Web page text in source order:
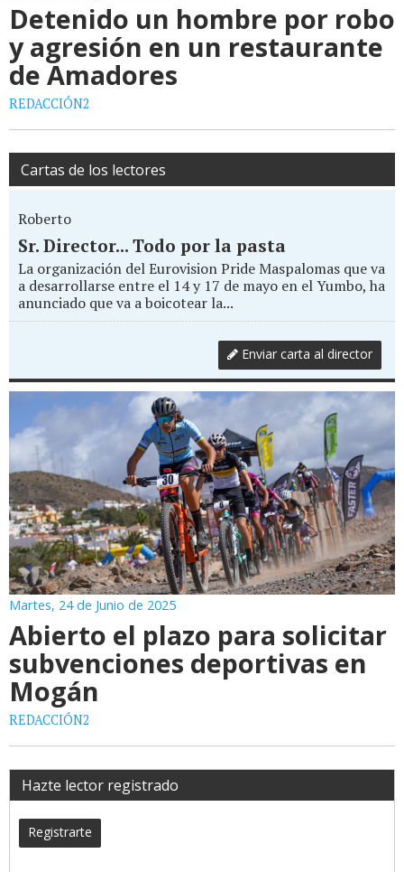
Detenido un hombre por robo
y agresión en un restaurante
de Amadores
REDACCIÓN2
Cartas de los lectores
Roberto
Sr. Director... Todo por la pasta
La organización del Eurovision Pride Maspalomas que va
a desarrollarse entre el 14 y 17 de mayo en el Yumbo, ha
anunciado que va a boicotear la...
Enviar carta al director
Martes, 24 de Junio de 2025
Abierto el plazo para solicitar
subvenciones deportivas en
Mogán
REDACCIÓN2
Hazte lector registrado
Registrarte